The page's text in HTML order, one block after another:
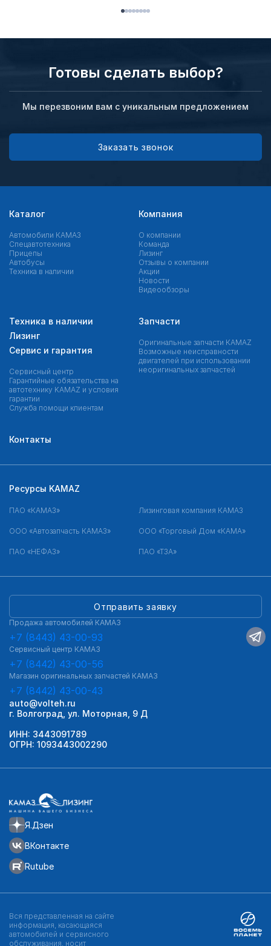
Готовы сделать выбор?
Мы перезвоним вам с уникальным предложением
Заказать звонок
Каталог
Автомобили КАМАЗ
Спецавтотехника
Прицепы
Автобусы
Техника в наличии
Компания
О компании
Команда
Лизинг
Отзывы о компании
Акции
Новости
Видеообзоры
Техника в наличии
Лизинг
Сервис и гарантия
Сервисный центр
Гарантийные обязательства на
автотехнику KAMAZ и условия
гарантии
Служба помощи клиентам
Запчасти
Оригинальные запчасти КAMAZ
Возможные неисправности
двигателей при использовании
неоригинальных запчастей
Контакты
Я.Дзен
ВКонтакте
Rutube
Отправить заявку
Продажа автомобилей КАМАЗ
+7 (8443) 43-00-93
Сервисный центр КАМАЗ
+7 (8442) 43-00-56
Магазин оригинальных запчастей КАМАЗ
+7 (8442) 43-00-43
auto@volteh.ru
г. Волгоград, ул. Моторная, 9 Д
ИНН: 3443091789
ОГРН: 1093443002290
Ресурсы KAMAZ
ПАО «КАМАЗ» Лизинговая компания КАМАЗ
ООО «Автозапчасть КАМАЗ» ООО «Торговый Дом «КАМА»
ПАО «НЕФАЗ» ПАО «ТЗА»
Вся представленная на сайте
информация, касающаяся
автомобилей и сервисного
обслуживания, носит